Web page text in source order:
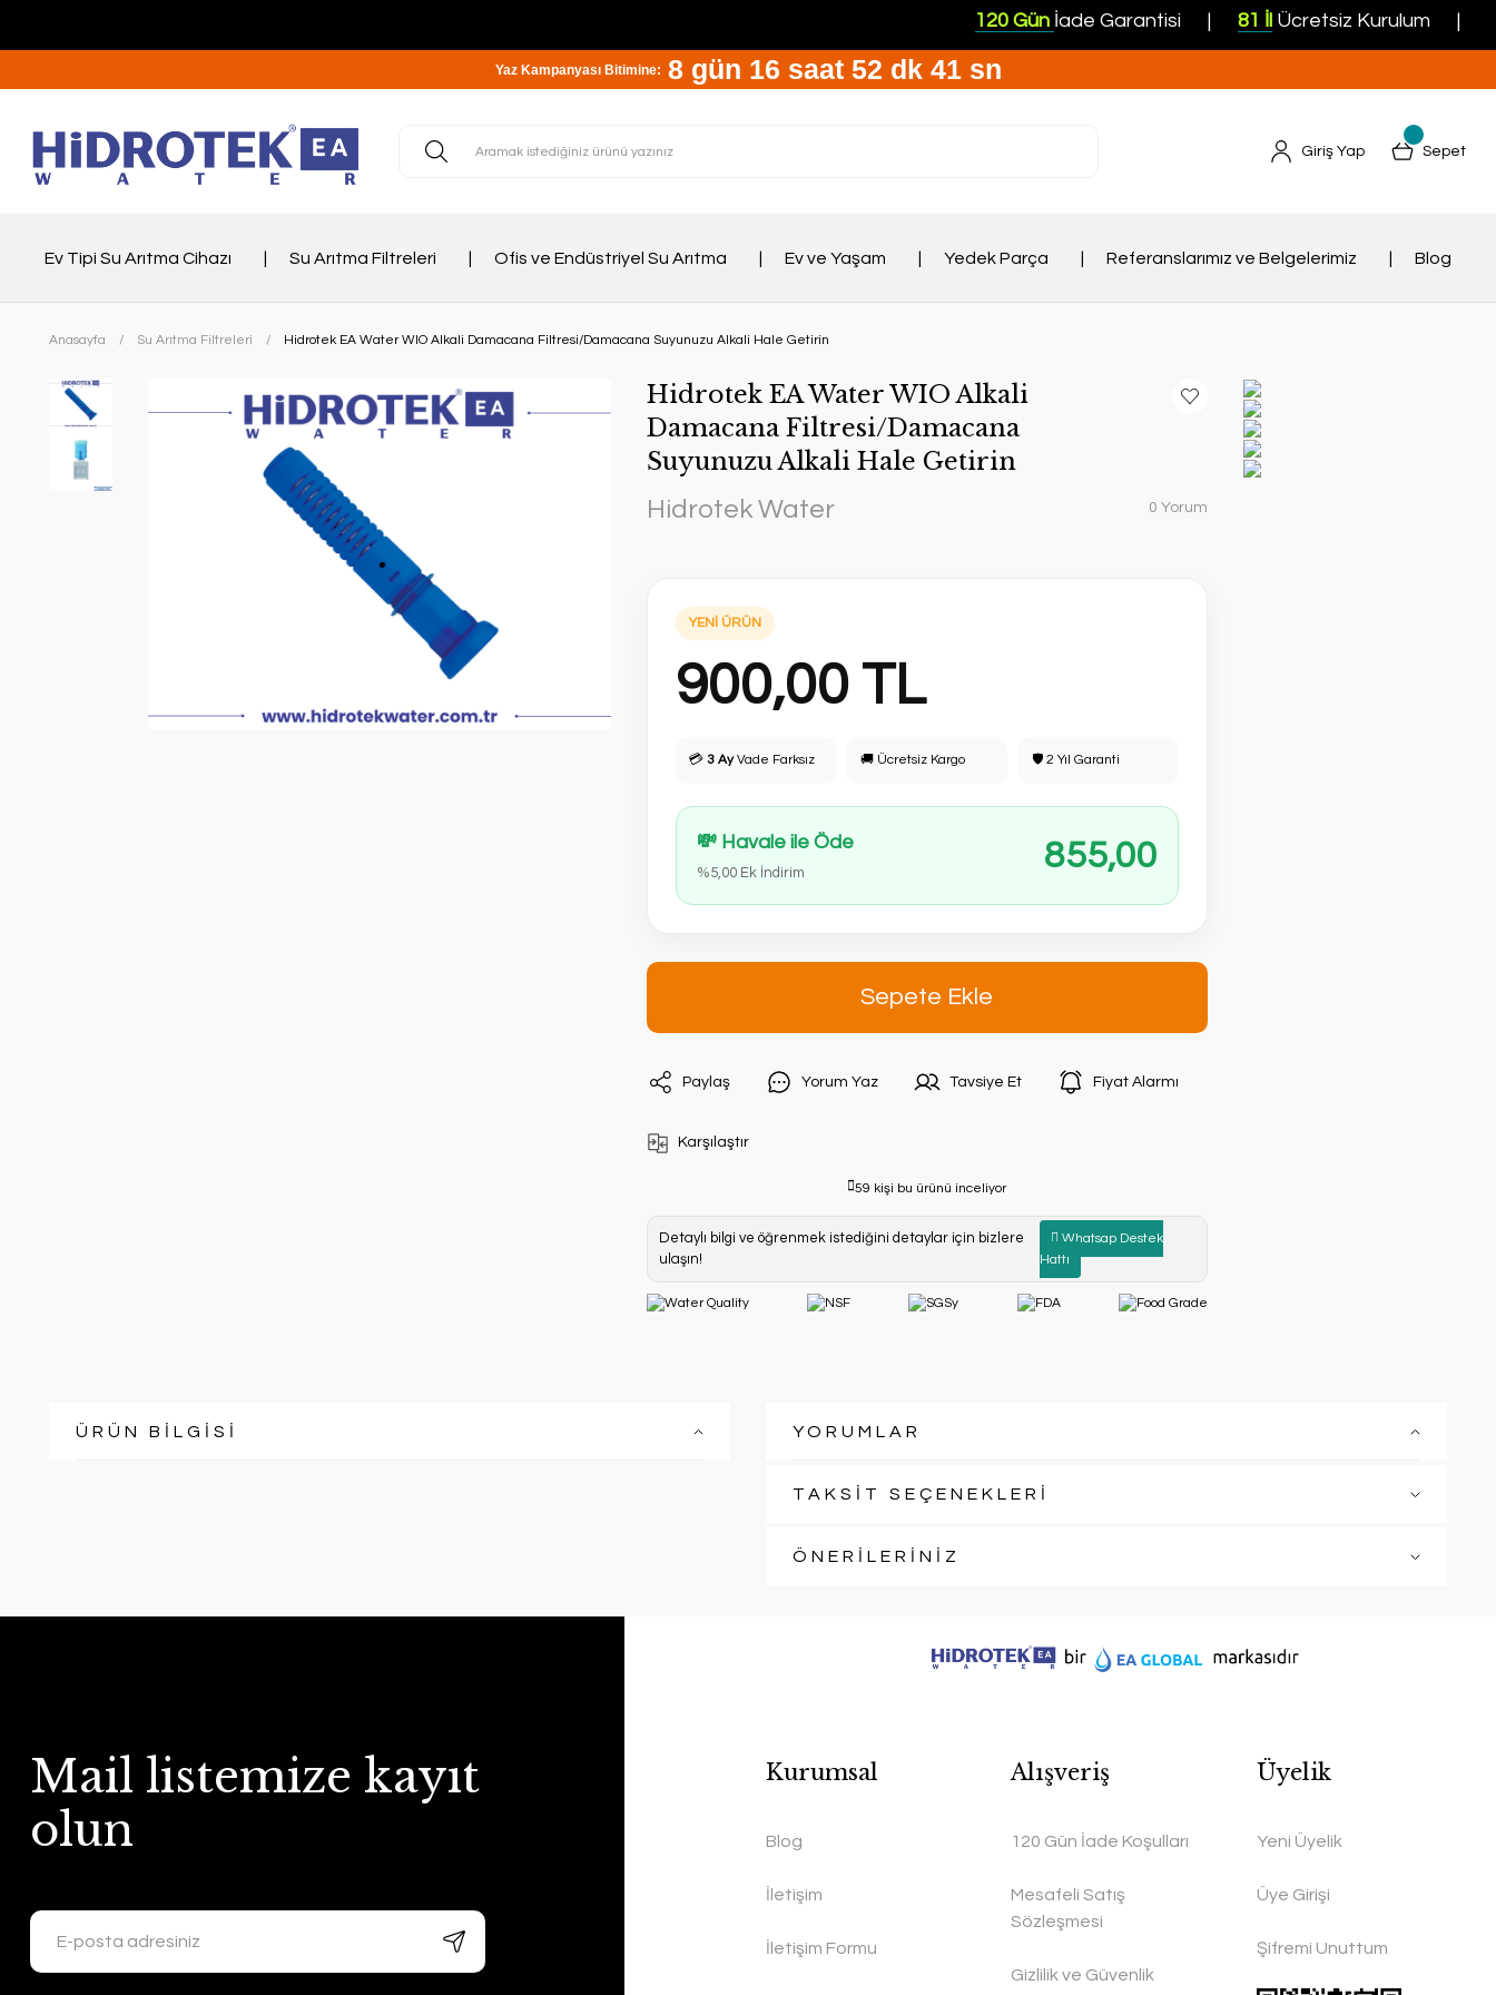
120 Günİade Garantisi 81 İl Ücretsiz Kurulum
Yaz Kampanyası Bitimine: 8 gün 16 saat 52 dk 40 sn
Giriş Yap Sepet
Ev Tipi Su Arıtma Cihazı Su Arıtma Filtreleri Ofis ve Endüstriyel Su Arıtma Ev ve Yaşam Yedek Parça Referanslarımız ve Belgelerimiz Blog
Anasayfa Su Arıtma Filtreleri Hidrotek EA Water WIO Alkali Damacana Filtresi/Damacana Suyunuzu Alkali Hale Getirin
Hidrotek EA Water WIO Alkali
Damacana Filtresi/Damacana
Suyunuzu Alkali Hale Getirin
Hidrotek Water 0 Yorum
YENİ ÜRÜN
900,00 TL
💳 3 AyVade Farksız 🚚 Ücretsiz Kargo 🛡 2 Yıl Garanti
💸 Havale ile Öde
%5,00 Ek İndirim 855,00
Sepete Ekle
Paylaş Yorum Yaz Tavsiye Et Fiyat Alarmı
Karşılaştır
59 kişi bu ürünü inceliyor
Detaylı bilgi ve öğrenmek istediğini detaylar için bizlere
ulaşın!
Whatsap Destek
Hattı
ÜRÜN BİLGİSİ YORUMLAR
TAKSİT SEÇENEKLERİ
ÖNERİLERİNİZ
Mail listemize kayıt
olun
Kurumsal
Blog
İletişim
İletişim Formu
Alışveriş
120 Gün İade Koşulları
Mesafeli Satış
Sözleşmesi
Gizlilik ve Güvenlik
Üyelik
Yeni Üyelik
Üye Girişi
Şifremi Unuttum